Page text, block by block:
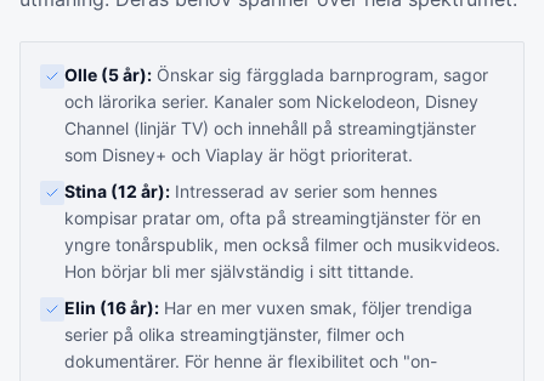
Olle (5 år): Önskar sig färgglada barnprogram, sagor
och lärorika serier. Kanaler som Nickelodeon, Disney
Channel (linjär TV) och innehåll på streamingtjänster
som Disney+ och Viaplay är högt prioriterat.
Stina (12 år): Intresserad av serier som hennes
kompisar pratar om, ofta på streamingtjänster för en
yngre tonårspublik, men också filmer och musikvideos.
Hon börjar bli mer självständig i sitt tittande.
Elin (16 år): Har en mer vuxen smak, följer trendiga
serier på olika streamingtjänster, filmer och
dokumentärer. För henne är flexibilitet och "on-